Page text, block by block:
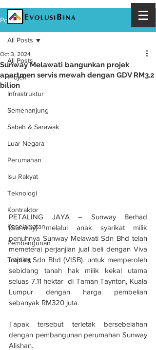
Post
All Posts
Projek
Infrastruktur
Semenanjung
Sabah & Sarawak
Luar Negara
Perumahan
Isu Rakyat
Teknologi
Kontraktor
Keselamatan
Pembangunan
Training
All Posts
Sunway Melawati bangunkan projek
apartmen servis mewah dengan GDV RM3.2
bilion
Oct 3, 2024
PETALING JAYA – Sunway Berhad
(Sunway) melalui anak syarikat milik
penuhnya Sunway Melawati Sdn Bhd telah
memeterai perjanjian jual beli dengan Viva
Impian Sdn Bhd (VISB). untuk memperoleh
sebidang tanah hak milik kekal utama
seluas 7.11 hektar  di Taman Taynton, Kuala
Lumpur dengan harga pembelian
sebanyak RM320 juta.
Tapak tersebut terletak bersebelahan
dengan pembangunan perumahan Sunway
Alishan.